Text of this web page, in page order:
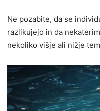
Ne pozabite, da se
razlikujejo in da
nekoliko višje ali nižje